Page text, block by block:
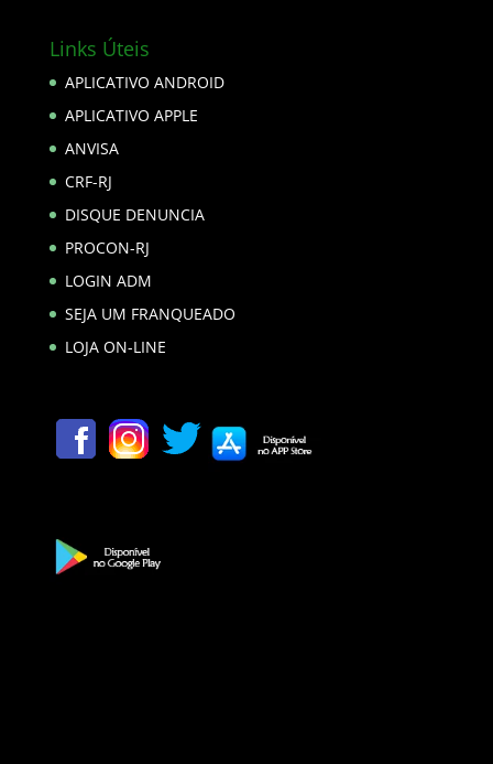
Links Úteis
APLICATIVO ANDROID
APLICATIVO APPLE
ANVISA
CRF-RJ
DISQUE DENUNCIA
PROCON-RJ
LOGIN ADM
SEJA UM FRANQUEADO
LOJA ON-LINE